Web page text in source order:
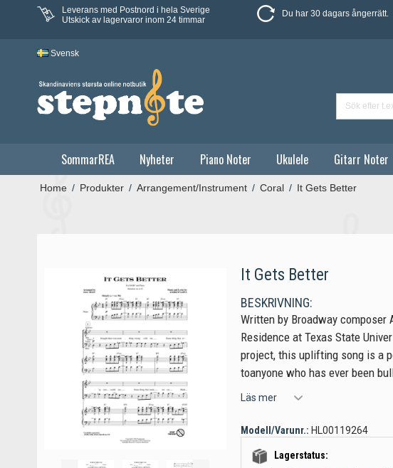
Leverans med Postnord i hela Sverige
Utskick av lagervaror inom 24 timmar
Du har 30 dagars ångerrätt.
Svensk
SommarREA Nyheter Piano Noter Ukulele Gitarr Noter
Home / Produkter / Arrangement/Instrument / Coral / It Gets Better
It Gets Better
BESKRIVNING:
Written by Broadway composer
Residence at Texas State
project, this uplifting song is a
toanyone who has ever been
Läs mer
Modell/Varunr.: HL00119264
Lagerstatus: